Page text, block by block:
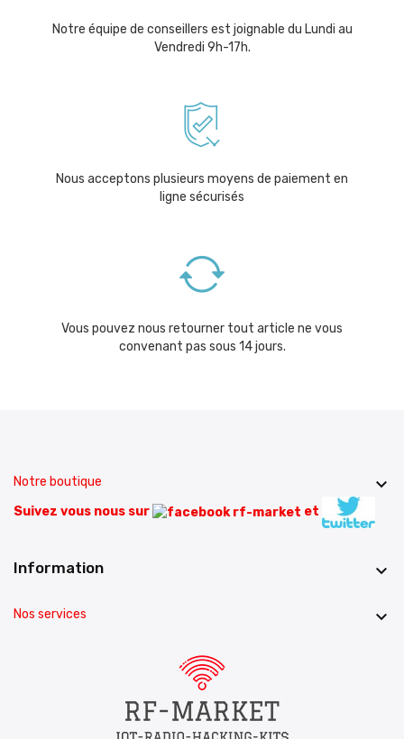
Notre équipe de conseillers est joignable du Lundi au
Vendredi 9h-17h.
Nous acceptons plusieurs moyens de paiement en
ligne sécurisés
Vous pouvez nous retourner tout article ne vous
convenant pas sous 14 jours.
Notre boutique 
Suivez vous nous sur et
Information 
Nos services 